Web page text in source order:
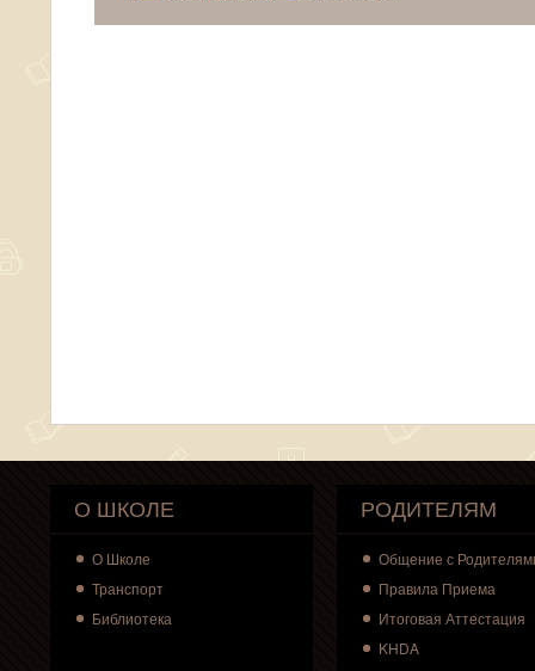
О ШКОЛЕ
О Школе
Транспорт
Библиотека
РОДИТЕЛЯМ
Общение с
Правила Приема
Итоговая Аттестация
KHDA